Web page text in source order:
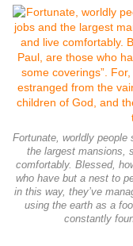
Fortunate, worldly people
the largest mansions,
comfortably. Blessed,
who have but a nest to
in this way, they’ve
using the earth as a
constantly